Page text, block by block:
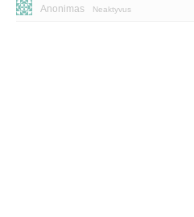
Anonimas Neaktyvus